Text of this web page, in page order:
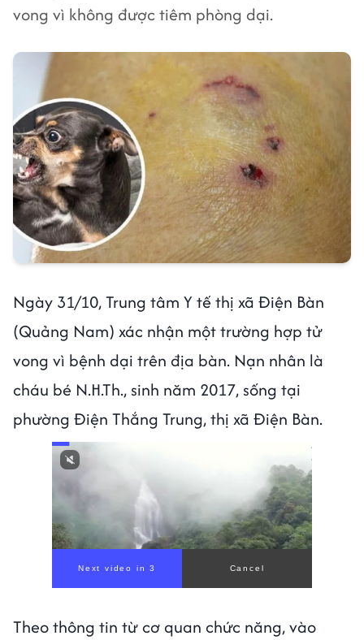
vong vì không được tiêm phòng dại.
Ngày 31/10, Trung tâm Y tế thị xã Điện Bàn
(Quảng Nam) xác nhận một trường hợp tử
vong vì bệnh dại trên địa bàn. Nạn nhân là
cháu bé N.H.Th., sinh năm 2017, sống tại
phường Điện Thắng Trung, thị xã Điện Bàn.
Next video in 1 Cancel
Theo thông tin từ cơ quan chức năng, vào